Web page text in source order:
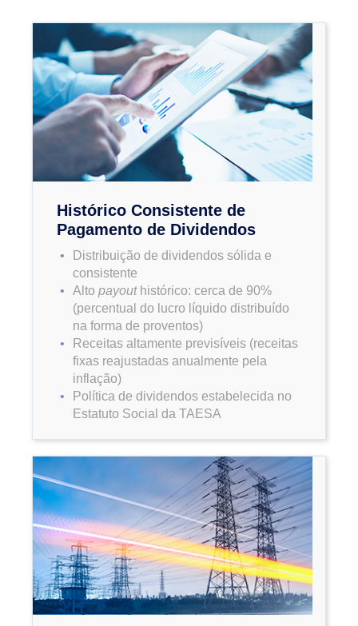
Histórico Consistente de
Pagamento de Dividendos
Distribuição de dividendos sólida e
consistente
Alto payouthistórico: cerca de 90%
(percentual do lucro líquido distribuído
na forma de proventos)
Receitas altamente previsíveis (receitas
fixas reajustadas anualmente pela
inflação)
Política de dividendos estabelecida no
Estatuto Social da TAESA